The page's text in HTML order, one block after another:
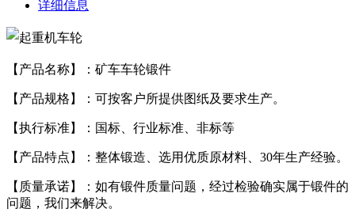
详细信息
【产品名称】：矿车车轮锻件
【产品规格】：可按客户所提供图纸及要求生产。
【执行标准】：国标、行业标准、非标等
【产品特点】：整体锻造、选用优质原材料、30年生产经验。
【质量承诺】：如有锻件质量问题，经过检验确实属于锻件的
问题，我们来解决。